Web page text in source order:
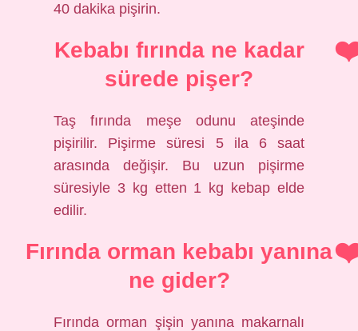
40 dakika pişirin.
Kebabı fırında ne kadar
sürede pişer?
Taş fırında meşe odunu ateşinde
pişirilir. Pişirme süresi 5 ila 6 saat
arasında değişir. Bu uzun pişirme
süresiyle 3 kg etten 1 kg kebap elde
edilir.
Fırında orman kebabı yanına
ne gider?
Fırında orman şişin yanına makarnalı